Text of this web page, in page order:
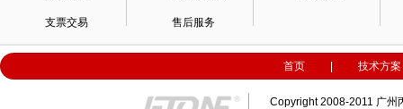
支票交易 售后服务
首页 技术方案
Copyright 2008-2011 广州